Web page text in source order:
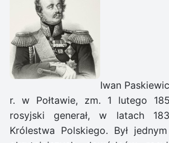
Iwan
r. w Połtawie, zm. 1 lutego
rosyjski generał, w latach
Królestwa Polskiego. Był